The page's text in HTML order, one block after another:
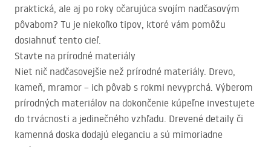
praktická, ale aj po roky očarujúca svojím nadčasovým
pôvabom? Tu je niekoľko tipov, ktoré vám pomôžu
dosiahnuť tento cieľ.
Stavte na prírodné materiály
Niet nič nadčasovejšie než prírodné materiály. Drevo,
kameň, mramor – ich pôvab s rokmi nevyprchá. Výberom
prírodných materiálov na dokončenie kúpeľne investujete
do trvácnosti a jedinečného vzhľadu. Drevené detaily či
kamenná doska dodajú eleganciu a sú mimoriadne